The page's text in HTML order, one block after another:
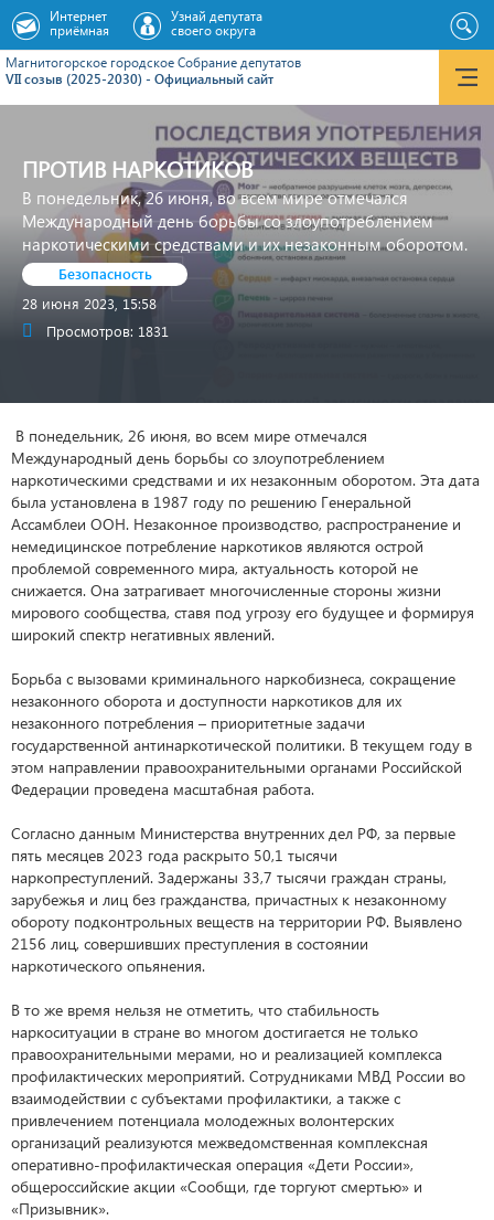
Магнитогорское городское Cобрание депутатов
VII созыв (2025-2030) - Официальный сайт
Интернет
приёмная
Узнай депутата
своего округа
ПРОТИВ НАРКОТИКОВ
В понедельник, 26 июня, во всем мире отмечался
Международный день борьбы со злоупотреблением
наркотическими средствами и их незаконным оборотом.
Безопасность
28 июня 2023, 15:58
Просмотров: 1831
В понедельник, 26 июня, во всем мире отмечался
Международный день борьбы со злоупотреблением
наркотическими средствами и их незаконным оборотом. Эта дата
была установлена в 1987 году по решению Генеральной
Ассамблеи ООН. Незаконное производство, распространение и
немедицинское потребление наркотиков являются острой
проблемой современного мира, актуальность которой не
снижается. Она затрагивает многочисленные стороны жизни
мирового сообщества, ставя под угрозу его будущее и формируя
широкий спектр негативных явлений.
Борьба с вызовами криминального наркобизнеса, сокращение
незаконного оборота и доступности наркотиков для их
незаконного потребления – приоритетные задачи
государственной антинаркотической политики. В текущем году в
этом направлении правоохранительными органами Российской
Федерации проведена масштабная работа.
Согласно данным Министерства внутренних дел РФ, за первые
пять месяцев 2023 года раскрыто 50,1 тысячи
наркопреступлений. Задержаны 33,7 тысячи граждан страны,
зарубежья и лиц без гражданства, причастных к незаконному
обороту подконтрольных веществ на территории РФ. Выявлено
2156 лиц, совершивших преступления в состоянии
наркотического опьянения.
В то же время нельзя не отметить, что стабильность
наркоситуации в стране во многом достигается не только
правоохранительными мерами, но и реализацией комплекса
профилактических мероприятий. Сотрудниками МВД России во
взаимодействии с субъектами профилактики, а также с
привлечением потенциала молодежных волонтерских
организаций реализуются межведомственная комплексная
оперативно-профилактическая операция «Дети России»,
общероссийские акции «Сообщи, где торгуют смертью» и
«Призывник».